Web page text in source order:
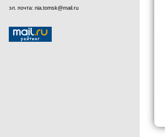
эл. почта: nia.tomsk@mail.ru